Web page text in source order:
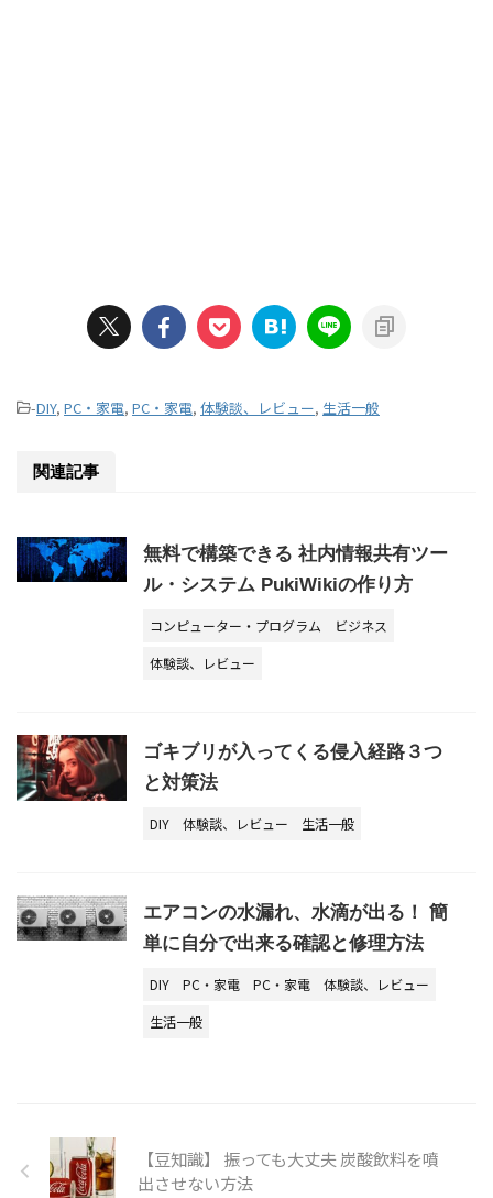
-DIY, PC・家電, PC・家電, 体験談、レビュー, 生活一般
関連記事
無料で構築できる 社内情報共有ツー
ル・システム PukiWikiの作り方
コンピューター・プログラム
ビジネス
体験談、レビュー
ゴキブリが入ってくる侵入経路３つ
と対策法
DIY 体験談、レビュー 生活一般
エアコンの水漏れ、水滴が出る！ 簡
単に自分で出来る確認と修理方法
DIY PC・家電 PC・家電
体験談、レビュー
生活一般
【豆知識】 振っても大丈夫 炭酸飲料を噴
出させない方法